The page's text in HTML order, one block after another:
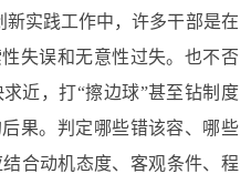
实践工作中，许多干部是在
失误和无意性过失。也不否
近，打“擦边球”甚至钻制度
果。判定哪些错该容、哪些
合动机态度、客观条件、程